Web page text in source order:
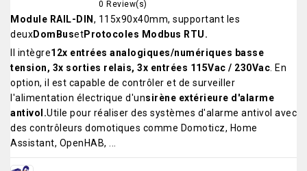
0 Review(s)
Module RAIL-DIN , 115x90x40mm, supportant les
deuxDomBusetProtocoles Modbus RTU.
Il intègre12x entrées analogiques/numériques basse
tension, 3x sorties relais, 3x entrées 115Vac / 230Vac. En
option, il est capable de contrôler et de surveiller
l'alimentation électrique d'unsirène extérieure d'alarme
antivol.Utile pour réaliser des systèmes d'alarme antivol avec
des contrôleurs domotiques comme Domoticz, Home
Assistant, OpenHAB, ...